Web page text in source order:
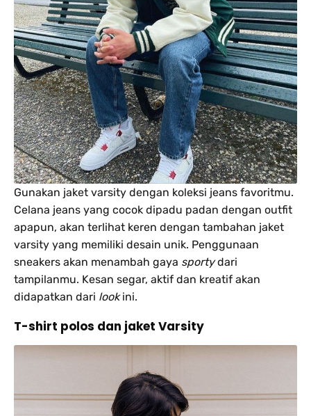
Gunakan jaket varsity dengan koleksi jeans favoritmu.
Celana jeans yang cocok dipadu padan dengan outfit
apapun, akan terlihat keren dengan tambahan jaket
varsity yang memiliki desain unik. Penggunaan
sneakers akan menambah gaya sportydari
tampilanmu. Kesan segar, aktif dan kreatif akan
didapatkan dari lookini.
T-shirt polos dan jaket Varsity